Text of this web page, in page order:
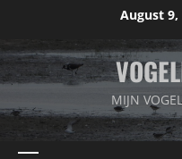
content
August 9,
MIJN